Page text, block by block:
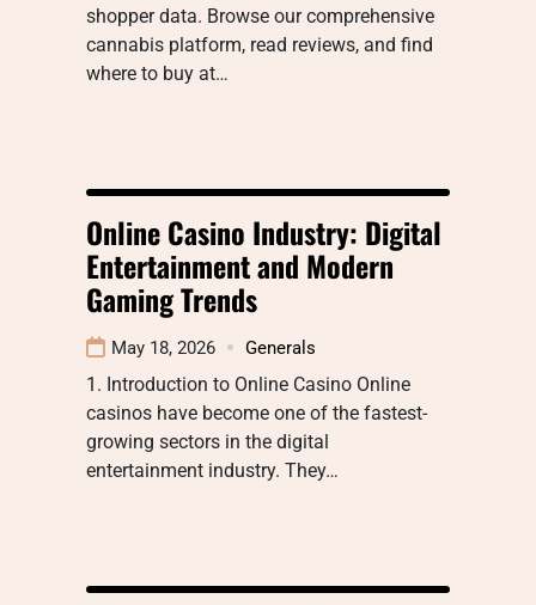
shopper data. Browse our comprehensive
cannabis platform, read reviews, and find
where to buy at…
Online Casino Industry: Digital
Entertainment and Modern
Gaming Trends
May 18, 2026 Generals
1. Introduction to Online Casino Online
casinos have become one of the fastest-
growing sectors in the digital
entertainment industry. They…